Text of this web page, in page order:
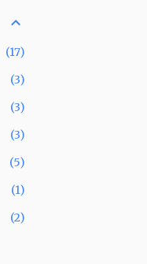
17
3
3
3
5
1
2